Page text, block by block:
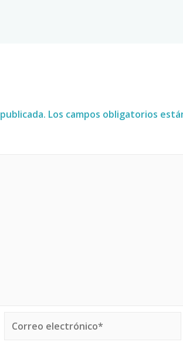
Los campos obligatorios